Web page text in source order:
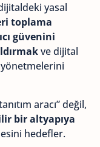
yasal
toplama
güvenini
ve dijital
aracı” değil,
bir altyapıya
hedefler.